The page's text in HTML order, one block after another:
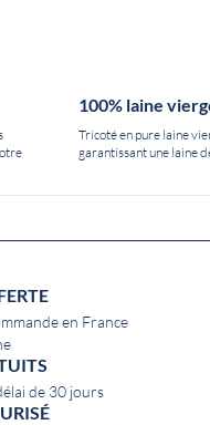
100% laine
Tricoté en pure laine
garantissant une laine
en France
de 30 jours